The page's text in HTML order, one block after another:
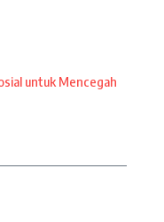
untuk Mencegah